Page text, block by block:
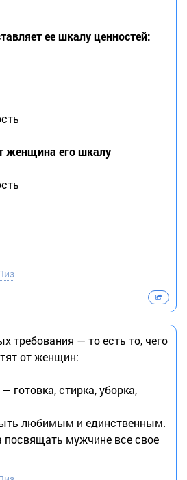
ее шкалу ценностей:
женщина его шкалу
требования — то есть то, чего
от женщин:
готовка, стирка, уборка,
любимым и единственным.
мужчине все свое